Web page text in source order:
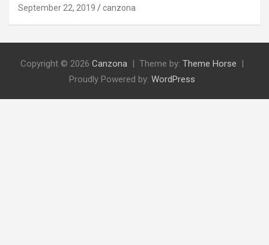
September 22, 2019 canzona
Copyright © 2026 Canzona Theme by: Theme Horse
Proudly Powered by: WordPress